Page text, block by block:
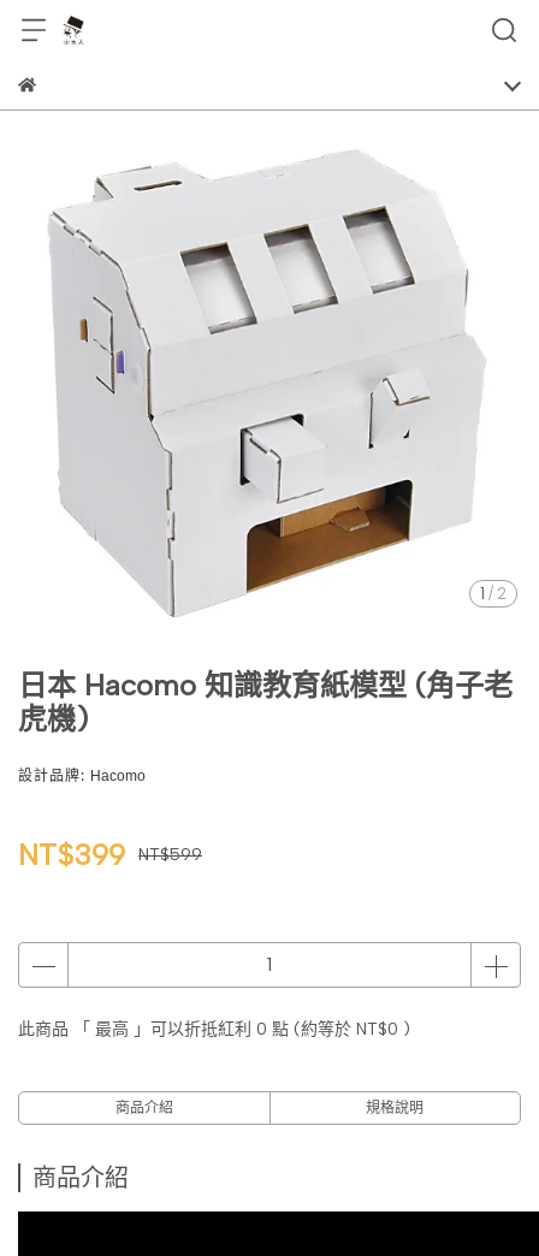
1 / 2
日本 Hacomo 知識教育紙模型 (角子老
虎機)
設計品牌: Hacomo
NT$399 NT$599
此商品 「 最高 」可以折抵紅利 0 點 (約等於 NT$0 )
商品介紹 規格說明
商品介紹